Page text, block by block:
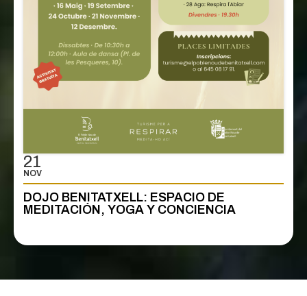
21
NOV
DOJO BENITATXELL: ESPACIO DE
MEDITACIÓN, YOGA Y CONCIENCIA